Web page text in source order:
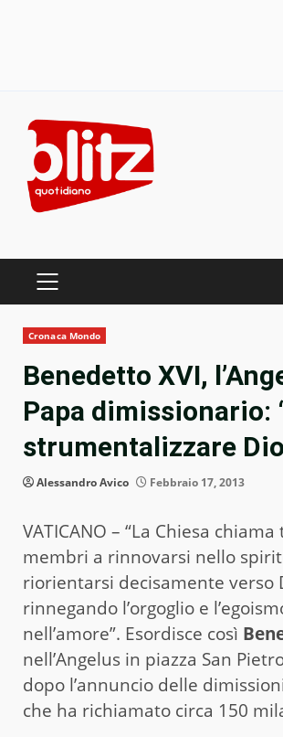
content
PRIMARY
Cronaca Mondo
Benedetto XVI,
Papa dimissionario:
strumentalizzare
Alessandro Avico Febbraio 17, 2013
VATICANO – “La Chiesa
membri a rinnovarsi nello
riorientarsi decisamente verso
rinnegando l’orgoglio e
nell’amore”. Esordisce così
nell’Angelus in piazza San
dopo l’annuncio delle
che ha richiamato circa 150